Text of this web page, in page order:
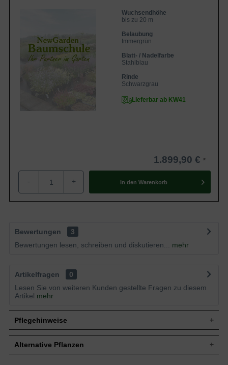
Wuchsendhöhe
bis zu 20 m
Belaubung
Immergrün
Blatt- / Nadelfarbe
Stahlblau
Rinde
Schwarzgrau
Lieferbar ab KW41
1.899,90 €
- + In den Warenkorb
Bewertungen
3
Bewertungen lesen, schreiben und diskutieren...
mehr
Artikelfragen
0
Lesen Sie von weiteren Kunden gestellte Fragen zu diesem
Artikel mehr
Pflegehinweise
Pflanz- und Pflegetipps Cedrus libani 'Glauca' /
Alternative Pflanzen